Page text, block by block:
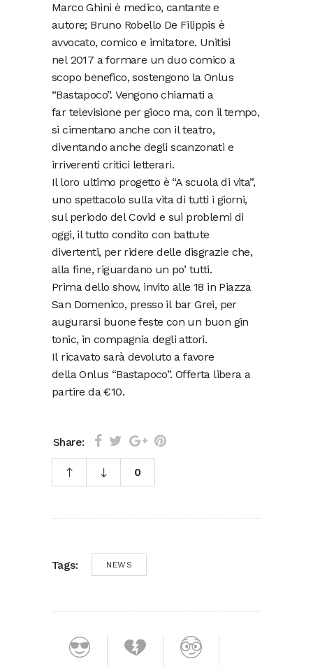
Marco Ghini è medico, cantante e
autore; Bruno Robello De Filippis è
avvocato, comico e imitatore. Unitisi
nel 2017 a formare un duo comico a
scopo benefico, sostengono la Onlus
“Bastapoco”. Vengono chiamati a
far televisione per gioco ma, con il tempo,
si cimentano anche con il teatro,
diventando anche degli scanzonati e
irriverenti critici letterari.
Il loro ultimo progetto è “A scuola di vita”,
uno spettacolo sulla vita di tutti i giorni,
sul periodo del Covid e sui problemi di
oggi, il tutto condito con battute
divertenti, per ridere delle disgrazie che,
alla fine, riguardano un po’ tutti.
Prima dello show, invito alle 18 in Piazza
San Domenico, presso il bar Grei, per
augurarsi buone feste con un buon gin
tonic, in compagnia degli attori.
Il ricavato sarà devoluto a favore
della Onlus “Bastapoco”. Offerta libera a
partire da €10.
Share:
0
Tags: NEWS